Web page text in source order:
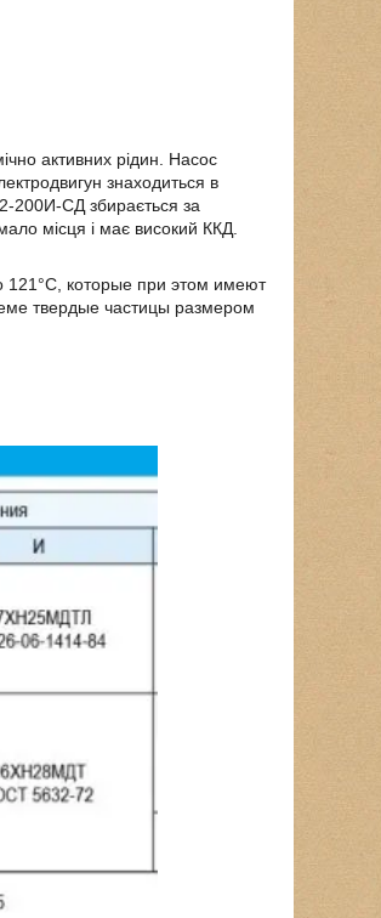
активних рідин. Насос
знаходиться в
200И-СД збирається за
місця і має високий ККД.
которые при этом имеют
твердые частицы размером